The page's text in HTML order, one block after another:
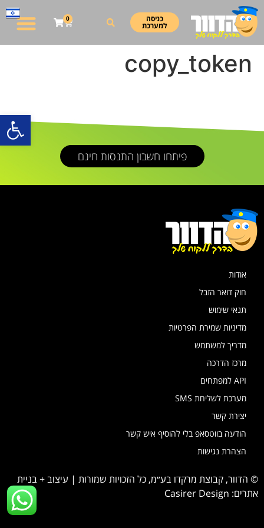
פתח
כניסה
למערכת
0
copy_token
פיתחו חשבון התנסות חינם
אודות
חוק דואר הזבל
תנאי שימוש
מדיניות שמירת הפרטיות
מדריך למשתמש
מרכז הדרכה
API למפתחים
מערכת לשליחת SMS
יצירת קשר
הודעה בווטסאפ בלי להוסיף איש קשר
הצהרת נגישות
© הדוור, קבוצת מרקדו בע״מ, כל הזכויות שמורות | עיצוב + בניית
אתרים: Casirer Design